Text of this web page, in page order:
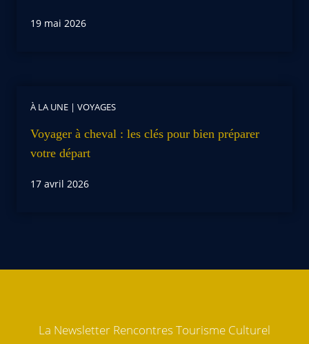
19 mai 2026
À LA UNE | VOYAGES
Voyager à cheval : les clés pour bien préparer
votre départ
17 avril 2026
La Newsletter Rencontres Tourisme Culturel